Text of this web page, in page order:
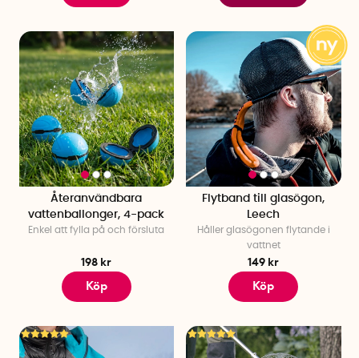
Återanvändbara
vattenballonger, 4-pack
Enkel att fylla på och försluta
198 kr
Köp
Flytband till glasögon,
Leech
Håller glasögonen flytande i
vattnet
149 kr
Köp